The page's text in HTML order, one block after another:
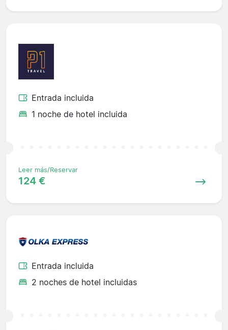
Entrada incluida
1 noche de hotel incluida
Leer más/Reservar
124 €
Entrada incluida
2 noches de hotel incluidas